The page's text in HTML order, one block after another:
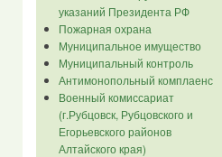
указаний Президента РФ
Пожарная охрана
Муниципальное имущество
Муниципальный контроль
Антимонопольный комплаенс
Военный комиссариат
(г.Рубцовск, Рубцовского и
Егорьевского районов
Алтайского края)